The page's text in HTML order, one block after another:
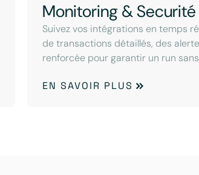
Monitoring & Securité
Suivez vos intégrations en temps
de transactions détaillés, des
renforcée pour garantir un run
EN SAVOIR PLUS